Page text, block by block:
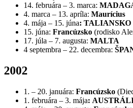
14. februára – 3. marca:
4. marca – 13. apríla: Maurícius
4. mája – 15. júna: TALIANSKO
15. júna: Francúzsko (rodisko
17. júla – 7. augusta: MALTA
4 septembra – 22. decembra:
2002
1. – 20. januára: Francúzsko
1. februára – 3. mája: